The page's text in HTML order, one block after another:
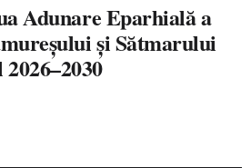
Adunare Eparhială a
și Sătmarului